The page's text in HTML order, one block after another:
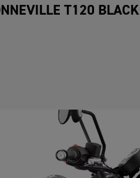
T120 BLACK